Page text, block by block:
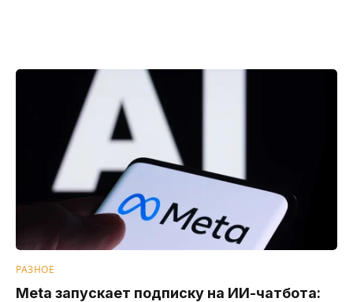
РАЗНОЕ
Meta запускает подписку на ИИ-чатбота: